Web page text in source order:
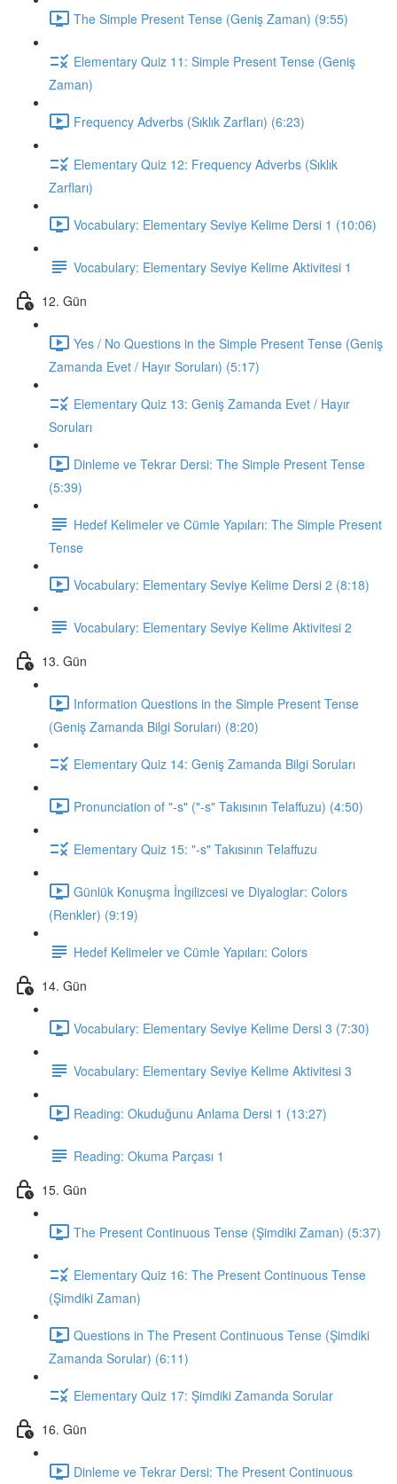
The Simple Present Tense (Geniş Zaman) (9:55)
Elementary Quiz 11: Simple Present Tense (Geniş
Zaman)
Frequency Adverbs (Sıklık Zarfları) (6:23)
Elementary Quiz 12: Frequency Adverbs (Sıklık
Zarfları)
Vocabulary: Elementary Seviye Kelime Dersi 1 (10:06)
Vocabulary: Elementary Seviye Kelime Aktivitesi 1
12. Gün
Yes / No Questions in the Simple Present Tense (Geniş
Zamanda Evet / Hayır Soruları) (5:17)
Elementary Quiz 13: Geniş Zamanda Evet / Hayır
Soruları
Dinleme ve Tekrar Dersi: The Simple Present Tense
(5:39)
Hedef Kelimeler ve Cümle Yapıları: The Simple Present
Tense
Vocabulary: Elementary Seviye Kelime Dersi 2 (8:18)
Vocabulary: Elementary Seviye Kelime Aktivitesi 2
13. Gün
Information Questions in the Simple Present Tense
(Geniş Zamanda Bilgi Soruları) (8:20)
Elementary Quiz 14: Geniş Zamanda Bilgi Soruları
Pronunciation of "-s" ("-s" Takısının Telaffuzu) (4:50)
Elementary Quiz 15: "-s" Takısının Telaffuzu
Günlük Konuşma İngilizcesi ve Diyaloglar: Colors
(Renkler) (9:19)
Hedef Kelimeler ve Cümle Yapıları: Colors
14. Gün
Vocabulary: Elementary Seviye Kelime Dersi 3 (7:30)
Vocabulary: Elementary Seviye Kelime Aktivitesi 3
Reading: Okuduğunu Anlama Dersi 1 (13:27)
Reading: Okuma Parçası 1
15. Gün
The Present Continuous Tense (Şimdiki Zaman) (5:37)
Elementary Quiz 16: The Present Continuous Tense
(Şimdiki Zaman)
Questions in The Present Continuous Tense (Şimdiki
Zamanda Sorular) (6:11)
Elementary Quiz 17: Şimdiki Zamanda Sorular
16. Gün
Dinleme ve Tekrar Dersi: The Present Continuous